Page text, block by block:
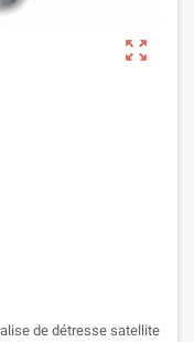
zoom_out_map
de détresse satellite